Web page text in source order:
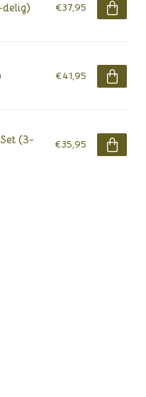
€37,95
€41,95
(3- €35,95